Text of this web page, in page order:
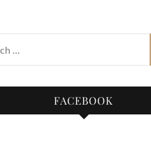
FACEBOOK